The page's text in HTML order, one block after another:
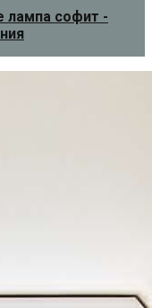
лампа софит -